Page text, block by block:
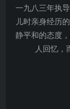
一九八三年执
儿时亲身经历
静平和的态度
人回忆，